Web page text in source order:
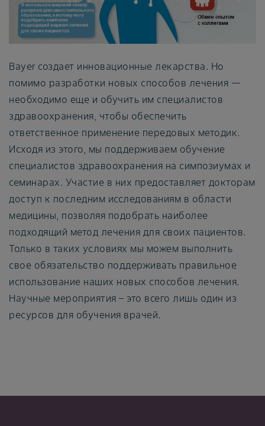
Bayer создает инновационные лекарства. Но
помимо разработки новых способов лечения —
необходимо еще и обучить им специалистов
здравоохранения, чтобы обеспечить
ответственное применение передовых методик.
Исходя из этого, мы поддерживаем обучение
специалистов здравоохранения на симпозиумах и
семинарах. Участие в них предоставляет докторам
доступ к последним исследованиям в области
медицины, позволяя подобрать наиболее
подходящий метод лечения для своих пациентов.
Только в таких условиях мы можем выполнить
свое обязательство поддерживать правильное
использование наших новых способов лечения.
Научные мероприятия – это всего лишь один из
ресурсов для обучения врачей.